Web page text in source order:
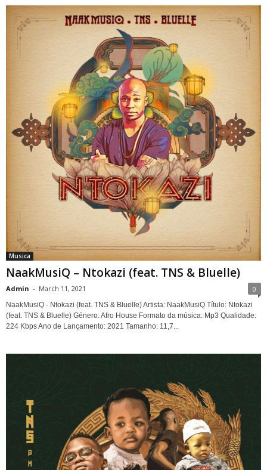
Musica
NaakMusiQ – Ntokazi (feat. TNS & Bluelle)
Admin - March 11, 2021 0
NaakMusiQ - Ntokazi (feat. TNS & Bluelle) Artista: NaakMusiQ Título: Ntokazi
(feat. TNS & Bluelle) Género: Afro House Formato da música: Mp3 Qualidade:
224 Kbps Ano de Lançamento: 2021 Tamanho: 11,7...